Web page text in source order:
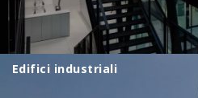
Edifici industriali